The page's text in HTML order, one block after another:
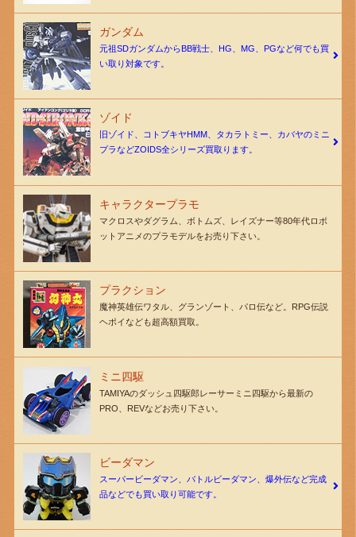
ガンダム
元祖SDガンダムからBB戦士、HG、MG、PGなど何でも買
い取り対象です。
ゾイド
旧ゾイド、コトブキヤHMM、タカラトミー、カバヤのミニ
プラなどZOIDS全シリーズ買取ります。
キャラクタープラモ
マクロスやダグラム、ボトムズ、レイズナー等80年代ロボ
ットアニメのプラモデルをお売り下さい。
プラクション
魔神英雄伝ワタル、グランゾート、パロ伝など。RPG伝説
ヘポイなども超高額買取。
ミニ四駆
TAMIYAのダッシュ四駆郎レーサーミニ四駆から最新の
PRO、REVなどお売り下さい。
ビーダマン
スーパービーダマン、バトルビーダマン、爆外伝など完成
品などでも買い取り可能です。